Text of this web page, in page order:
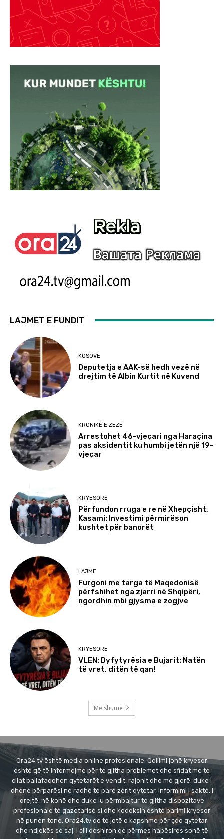
LAJMET E FUNDIT
KOSOVË
Deputetja e AAK-së hedh vezë në
drejtim të Albin Kurtit në Kuvend
KRONIKË E ZEZË
Arrestohet 46-vjeçari nga Haraçina
pas aksidentit ku humbi jetën një 19-
vjeçar
KRYESORE
Përfundon rruga e re në Xhepçisht,
Kasami: Investimi përmirëson
kushtet për banorët
LAJME
Furgoni me targa të Maqedonisë
përfshihet nga zjarri në Shqipëri,
ngordhin mbi gjysma e zogjve
KRYESORE
VLEN: Dyfytyrësia e Bujarit: Natën
të vret, ditën të qan!
Më shumë
Ora24.tv është media online profesionale. Qëllimi jonë kryesor
është që të informojmë për të gjitha problemet dhe sfidat me të
cilat ballafaqohen qytetarët e vendit, rajonit dhe më gjerë, duke i
dhënë përparësi në radhë të parë zërit qytetar. Informimi i saktë, i
drejtë, në kohë dhe duke iu përmbajtur të gjitha dispozitave
profesionale të gazetarisë si dhe kodeksin është parimi kryesor
në punën tonë. Ora24.tv do të jetë e kapshme për çdo qytetar
dhe ndjekës së saj, i cili dëshiron që përmes hapësirës sonë të